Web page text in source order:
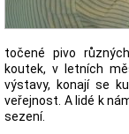
točené pivo
koutek, v letních
výstavy, konají se
veřejnost. A lidé k
sezení.